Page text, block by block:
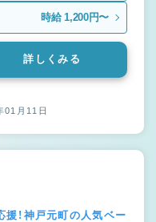
時給 1,200円〜
詳しくみる
01月11日
！神戸元町の人気ベー